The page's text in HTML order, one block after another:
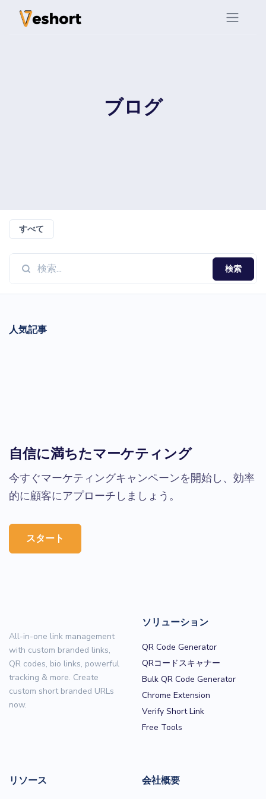
ブログ
すべて
検索
人気記事
自信に満ちたマーケティング
今すぐマーケティングキャンペーンを開始し、効率
的に顧客にアプローチしましょう。
スタート
All-in-one link management
with custom branded links,
QR codes, bio links, powerful
tracking & more. Create
custom short branded URLs
now.
ソリューション
QR Code Generator
QRコードスキャナー
Bulk QR Code Generator
Chrome Extension
Verify Short Link
Free Tools
リソース 会社概要